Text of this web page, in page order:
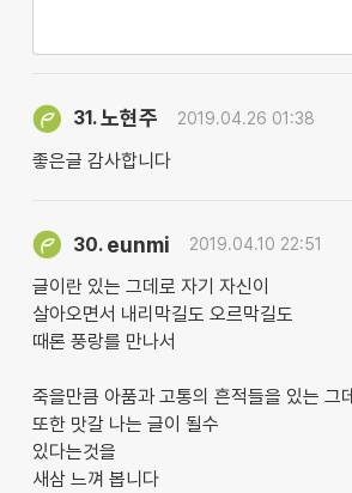
31.노현주 2019.04.26 01:38
좋은글 감사합니다
30. eunmi 2019.04.10 22:51
글이란 있는 그데로 자기 자신이
살아오면서 내리막길도 오르막길도
때론 풍랑를 만나서
죽을만큼 아품과 고통의 흔적들을 있는 그
또한 맛갈 나는 글이 될수
있다는것을
새삼 느껴 봅니다